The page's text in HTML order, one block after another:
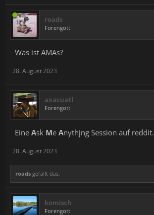
roads
Forengott
Was ist AMAs?
28. August 2023
axacuatl
Forengott
Eine Ask Me Anythjng Session auf reddit.
28. August 2023
roads gefällt das.
komisch
Forengott